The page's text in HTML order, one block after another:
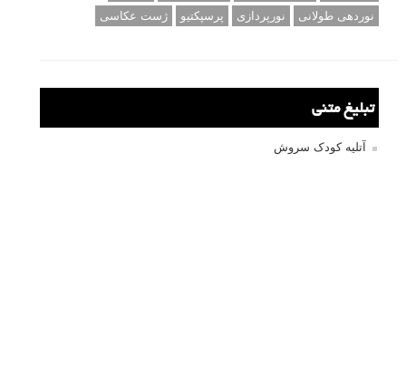
نوردهی طولانی
نورپردازی پرسپکتیو ژست عکاسی
تبلیغ متنی
آتلیه کودک سروش